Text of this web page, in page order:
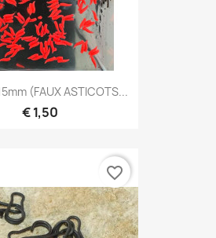
(FAUX ASTICOTS...
€ 1,50
favorite_border